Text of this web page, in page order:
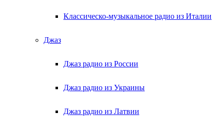
Классическо-музыкальное радио из Италии
Джаз
Джаз радио из России
Джаз радио из Украины
Джаз радио из Латвии